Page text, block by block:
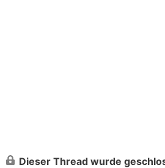
Dieser Thread wurde